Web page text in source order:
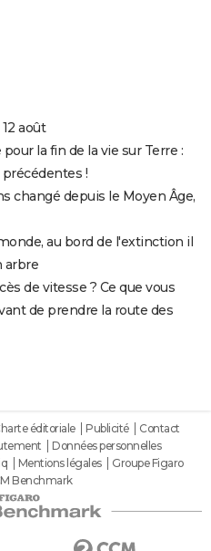
août
la fin de la vie sur Terre :
!
changé depuis le Moyen Âge,
au bord de l'extinction il
arbre
de vitesse ? Ce que vous
de prendre la route des
éditoriale Publicité
Contact
Données personnelles
Mentions légales
Groupe Figaro
Benchmark